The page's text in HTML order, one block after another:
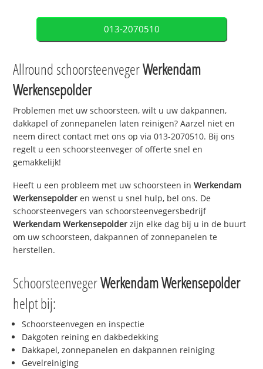
013-2070510
Allround schoorsteenvegerWerkendam
Werkensepolder
Problemen met uw schoorsteen, wilt u uw dakpannen,
dakkapel of zonnepanelen laten reinigen? Aarzel niet en
neem direct contact met ons op via 013-2070510. Bij ons
regelt u een schoorsteenveger of offerte snel en
gemakkelijk!
Heeft u een probleem met uw schoorsteen inWerkendam
Werkensepolder en wenst u snel hulp, bel ons. De
schoorsteenvegers van schoorsteenvegersbedrijf
Werkendam Werkensepolder zijn elke dag bij u in de buurt
om uw schoorsteen, dakpannen of zonnepanelen te
herstellen.
SchoorsteenvegerWerkendam Werkensepolder
helpt bij:
Schoorsteenvegen en inspectie
Dakgoten reining en dakbedekking
Dakkapel, zonnepanelen en dakpannen reiniging
Gevelreiniging